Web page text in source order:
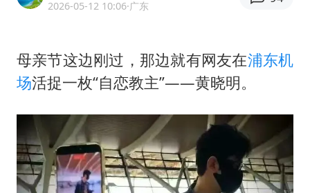
公司“上四休三”但要降薪1000元
四川宜宾市高县发生4.9级地震
985博士后被曝在妻子孕期出轨后续
“空调24小时开着更省电”不实
粉笔教育发布“自曝式”公开信
2026-05-12 10:06·广东
母亲节这边刚过，那边就有网友在浦东机
场活捉一枚“自恋教主”——黄晓明。